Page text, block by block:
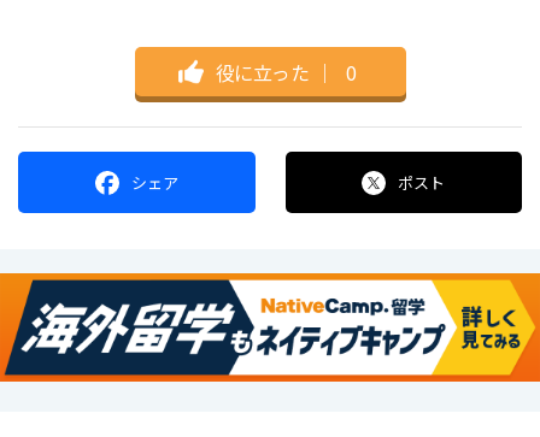
役に立った ｜ 0
シェア ポスト